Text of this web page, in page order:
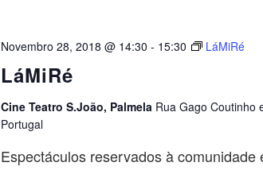
LáMiRé
Novembro 28, 2018 @ 14:30 - 15:30 LáMiRé
Cine Teatro S.João, Palmela Rua Gago Coutinho
Portugal
Espectáculos reservados à comunidade